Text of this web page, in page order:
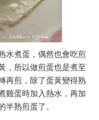
水煮蛋，偶然也會吃煎
，所以做煎蛋也是煮至
再煎，除了蛋黃變得熟
雞蛋時加入熱水，再加
的半熟煎蛋了。